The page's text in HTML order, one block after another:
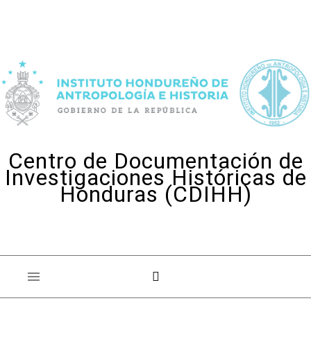
Centro de Documentación de
Investigaciones Históricas de
Honduras (CDIHH)